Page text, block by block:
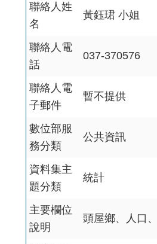
聯絡人姓
名
黃鈺珺 小姐
聯絡人電
話
037-370576
聯絡人電
子郵件
暫不提供
數位部服
務分類
公共資訊
資料集主
題分類
統計
主要欄位
說明
頭屋鄉、人口